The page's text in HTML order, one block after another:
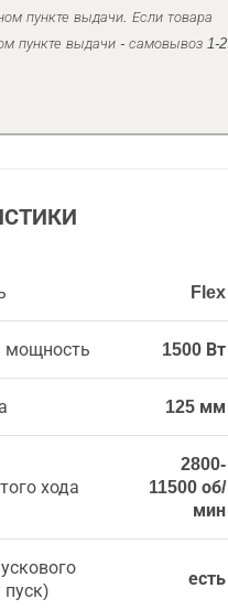
пункте выдачи. Если товара
пункте выдачи - самовывоз 1-2
Flex
мощность 1500 Вт
125 мм
хода
2800-
11500 об/
мин
есть